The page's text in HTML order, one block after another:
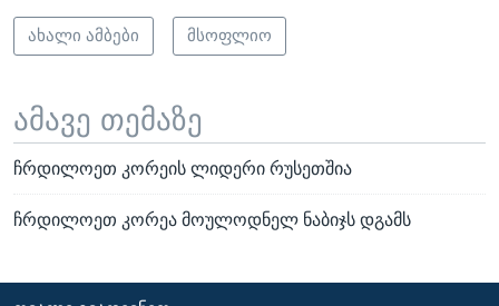
ახალი ამბები მსოფლიო
ამავე თემაზე
ჩრდილოეთ კორეის ლიდერი რუსეთშია
ჩრდილოეთ კორეა მოულოდნელ ნაბიჯს დგამს